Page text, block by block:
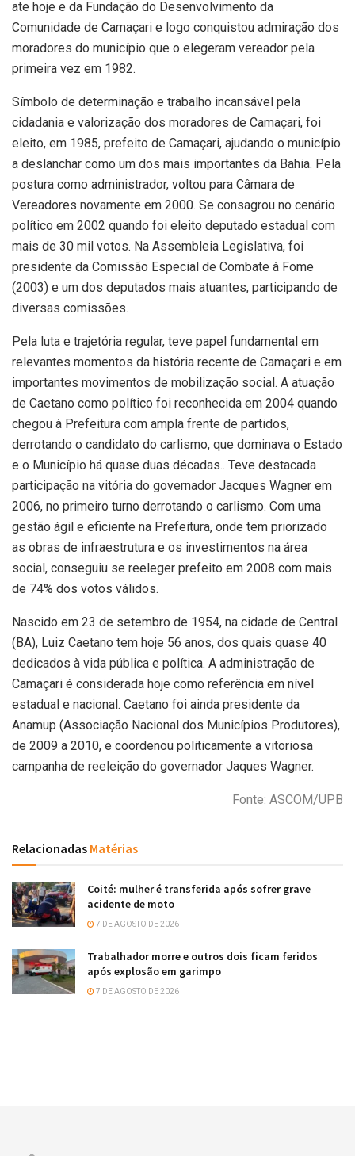
ate hoje e da Fundação do Desenvolvimento da
Comunidade de Camaçari e logo conquistou admiração dos
moradores do município que o elegeram vereador pela
primeira vez em 1982.
Símbolo de determinação e trabalho incansável pela
cidadania e valorização dos moradores de Camaçari, foi
eleito, em 1985, prefeito de Camaçari, ajudando o município
a deslanchar como um dos mais importantes da Bahia. Pela
postura como administrador, voltou para Câmara de
Vereadores novamente em 2000. Se consagrou no cenário
político em 2002 quando foi eleito deputado estadual com
mais de 30 mil votos. Na Assembleia Legislativa, foi
presidente da Comissão Especial de Combate à Fome
(2003) e um dos deputados mais atuantes, participando de
diversas comissões.
Pela luta e trajetória regular, teve papel fundamental em
relevantes momentos da história recente de Camaçari e em
importantes movimentos de mobilização social. A atuação
de Caetano como político foi reconhecida em 2004 quando
chegou à Prefeitura com ampla frente de partidos,
derrotando o candidato do carlismo, que dominava o Estado
e o Município há quase duas décadas.. Teve destacada
participação na vitória do governador Jacques Wagner em
2006, no primeiro turno derrotando o carlismo. Com uma
gestão ágil e eficiente na Prefeitura, onde tem priorizado
as obras de infraestrutura e os investimentos na área
social, conseguiu se reeleger prefeito em 2008 com mais
de 74% dos votos válidos.
Nascido em 23 de setembro de 1954, na cidade de Central
(BA), Luiz Caetano tem hoje 56 anos, dos quais quase 40
dedicados à vida pública e política. A administração de
Camaçari é considerada hoje como referência em nível
estadual e nacional. Caetano foi ainda presidente da
Anamup (Associação Nacional dos Municípios Produtores),
de 2009 a 2010, e coordenou politicamente a vitoriosa
campanha de reeleição do governador Jaques Wagner.
Fonte: ASCOM/UPB
Relacionadas Matérias
Coité: mulher é transferida após sofrer grave
acidente de moto
7 DE AGOSTO DE 2026
Trabalhador morre e outros dois ficam feridos
após explosão em garimpo
7 DE AGOSTO DE 2026